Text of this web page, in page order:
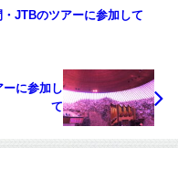
JTBのツアーに参加して
に参加し
て